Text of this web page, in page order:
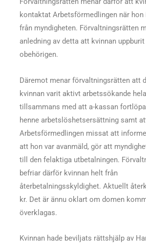
kontaktat Arbetsförmedlingen när
från myndigheten. Förvaltningsrätten
anledning av detta att kvinnan
obehörigen.
Däremot menar förvaltningsrätten att
kvinnan varit aktivt arbetssökande
tillsammans med att a-kassan
henne arbetslöshetsersättning samt
Arbetsförmedlingen missat att
att hon var avanmäld, gör att
till den felaktiga utbetalningen.
befriar därför kvinnan helt från
återbetalningsskyldighet. Aktuellt
kr. Det är ännu oklart om domen
överklagas.
Kvinnan hade beviljats rättshjälp av